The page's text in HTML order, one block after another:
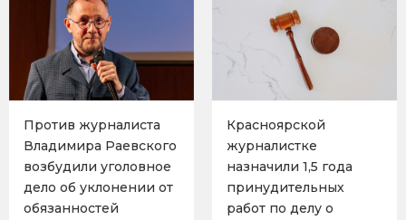
Против журналиста
Владимира Раевского
возбудили уголовное
дело об уклонении от
обязанностей
Красноярской
журналистке
назначили 1,5 года
принудительных
работ по делу о